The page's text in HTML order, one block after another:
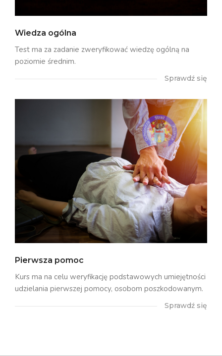
Wiedza ogólna
Test ma za zadanie zweryfikować wiedzę ogólną na
poziomie średnim.
Sprawdź się
Pierwsza pomoc
Kurs ma na celu weryfikację podstawowych umiejętności
udzielania pierwszej pomocy, osobom poszkodowanym.
Sprawdź się